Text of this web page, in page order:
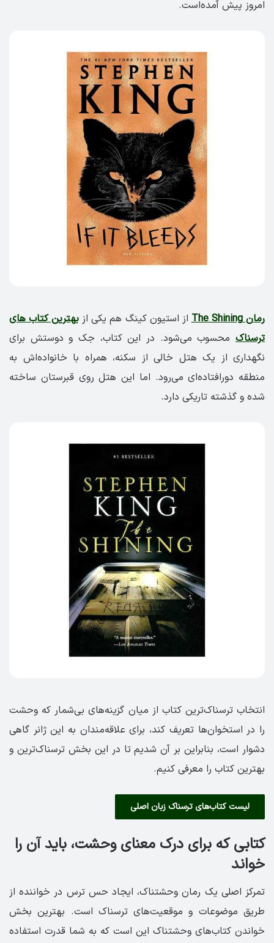
امروز پیش آمده‌است.
رمان The Shining از استیون کینگ هم یکی از بهترین کتاب های
ترسناک محسوب می‌شود. در این کتاب، جک و دوستش برای
نگهداری از یک هتل خالی از سکنه، همراه با خانواده‌اش به
منطقه دورافتاده‌ای می‌رود. اما این هتل روی قبرستان ساخته
شده‌ و گذشته تاریکی دارد.
انتخاب ترسناک‌ترین کتاب از میان گزینه‌های بی‌شمار که وحشت
را در استخوان‌ها تعریف کند، برای علاقه‌مندان به این ژانر گاهی
دشوار است، بنابراین بر آن شدیم تا در این بخش ترسناک‌ترین و
بهترین کتاب را معرفی کنیم.
لیست کتاب‌های ترسناک زبان اصلی
کتابی که برای درک معنای وحشت، باید آن را
خواند
تمرکز اصلی یک رمان وحشتناک، ایجاد حس ترس در خواننده از
طریق موضوعات و موقعیت‌های ترسناک است. بهترین بخش
خواندن کتاب‌های وحشتناک این است که به شما قدرت استفاده